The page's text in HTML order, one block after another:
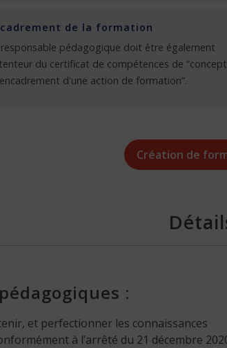
de la formation
responsable pédagogique doit être également
du certificat de compétences de
d'une action de formation”.
Création de
:
et perfectionner les connaissances
à l’arrêté du 21 décembre